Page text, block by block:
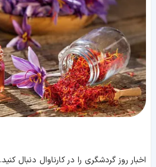
اخبار روز گردشگری را در کارناوال دنبال کنید.